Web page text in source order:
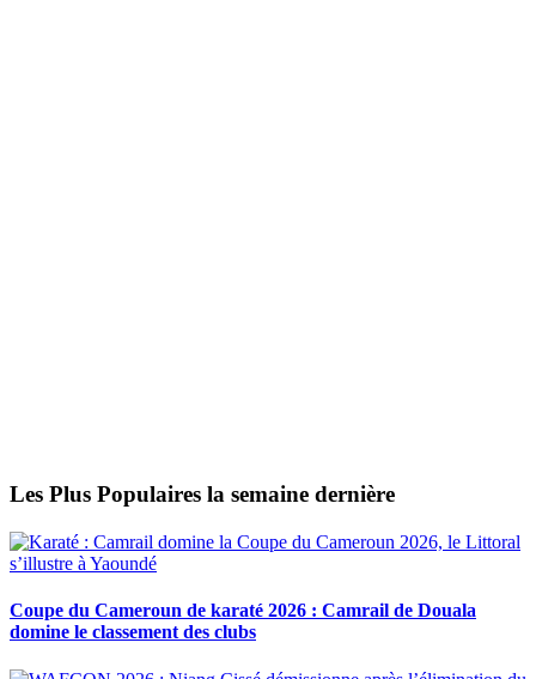
Les Plus Populaires la semaine dernière
Coupe du Cameroun de karaté 2026 : Camrail de Douala
domine le classement des clubs